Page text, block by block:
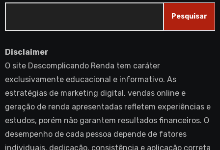
Pesquisar
Disclaimer
O site Descomplicando Renda tem caráter
exclusivamente educacional e informativo. As
estratégias de marketing digital, vendas online e
geração de renda apresentadas refletem experiências e
estudos, porém não garantem resultados financeiros. O
desempenho de cada pessoa depende de fatores
individuais, dedicação, consistência e aplicação correta